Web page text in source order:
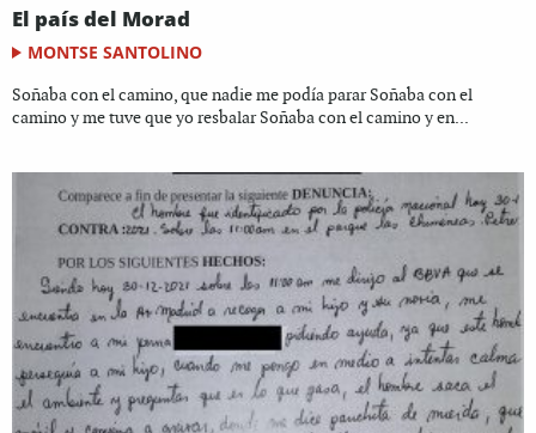
El país del Morad
MONTSE SANTOLINO
Soñaba con el camino, que nadie me podía parar Soñaba con el
camino y me tuve que yo resbalar Soñaba con el camino y en...